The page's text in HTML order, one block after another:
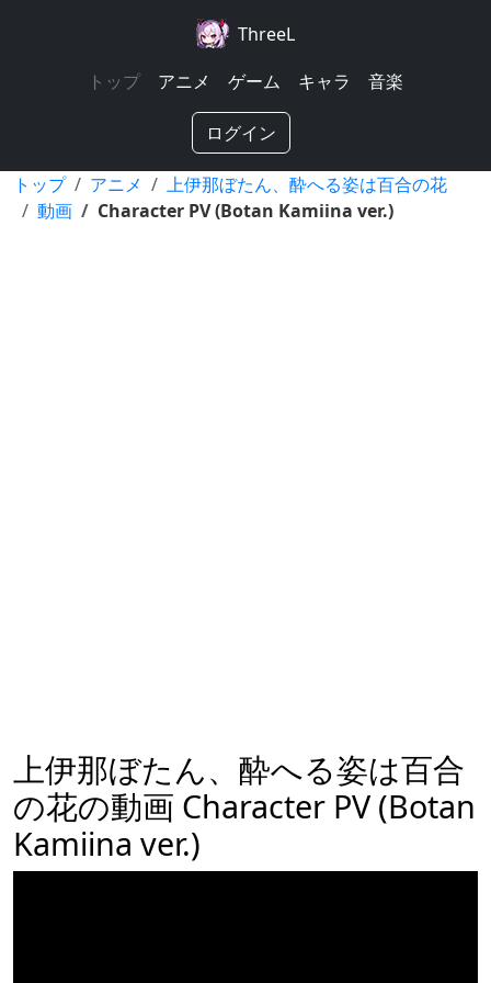
ThreeL
トップ
アニメ ゲーム キャラ 音楽
ログイン
トップ アニメ
上伊那ぼたん、酔へる姿は百合の花
動画
Character PV (Botan Kamiina ver.)
上伊那ぼたん、酔へる姿は百合
の花の動画 Character PV (Botan
Kamiina ver.)